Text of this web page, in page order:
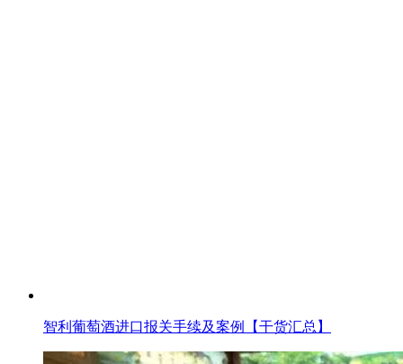
智利葡萄酒进口报关手续及案例【干货汇总】